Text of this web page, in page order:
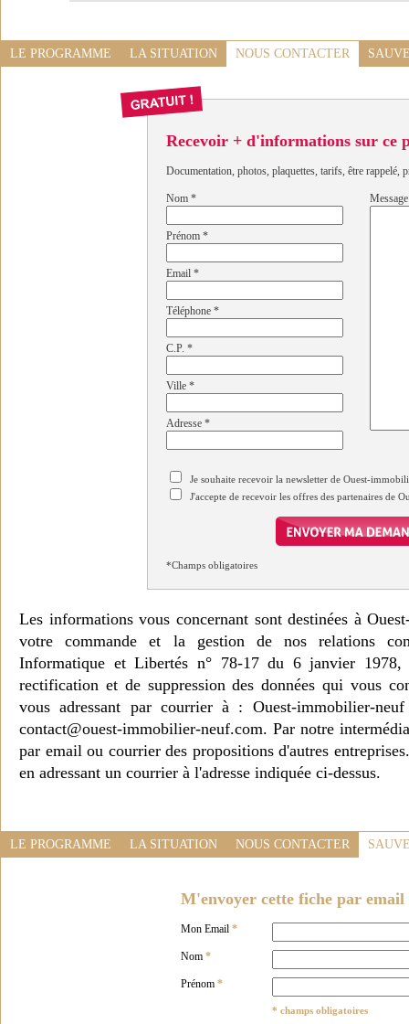
LE PROGRAMME LA SITUATION NOUS CONTACTER
Recevoir + d'informations sur ce
Documentation, photos, plaquettes, tarifs, être rappelé,
Nom *
Prénom *
Email *
Téléphone *
C.P. *
Ville *
Adresse *
Message
Je souhaite recevoir la newsletter de Ouest-
J'accepte de recevoir les offres des partenaires de
*Champs obligatoires
Les informations vous concernant sont destinées à
votre commande et la gestion de nos relations
Informatique et Libertés n° 78-17 du 6 janvier 1978,
rectification et de suppression des données qui vous
vous adressant par courrier à : Ouest-immobilier-
contact@ouest-immobilier-neuf.com. Par notre
par email ou courrier des propositions d'autres
en adressant un courrier à l'adresse indiquée ci-dessus.
LE PROGRAMME LA SITUATION NOUS CONTACTER
M'envoyer cette fiche par email
Mon Email *
Nom *
Prénom *
* champs obligatoires